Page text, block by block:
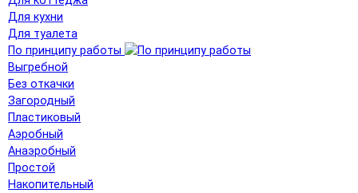
Для кухни
Для туалета
По принципу работы
Выгребной
Без откачки
Загородный
Пластиковый
Аэробный
Анаэробный
Простой
Накопительный